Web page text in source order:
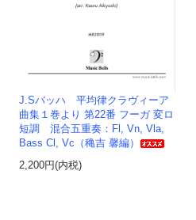
J.Sバッハ 平均律クラヴィーア
曲集１巻より 第22番 フーガ 変ロ
短調 混合五重奏：Fl, Vn, Vla,
Bass Cl, Vc（穐吉 馨編）
2,200円(内税)